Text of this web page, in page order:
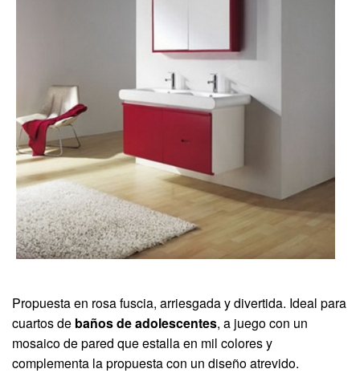
Propuesta en rosa fuscia, arriesgada y divertida. Ideal para
cuartos de baños de adolescentes, a juego con un
mosaico de pared que estalla en mil colores y
complementa la propuesta con un diseño atrevido.